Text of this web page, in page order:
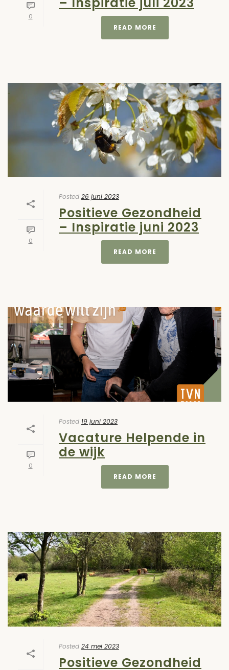
0
READ MORE
0
Posted 26 juni 2023
Positieve Gezondheid
– Inspiratie juni 2023
READ MORE
0
Posted 19 juni 2023
Vacature Helpende in
de wijk
READ MORE
Posted 24 mei 2023
Positieve Gezondheid